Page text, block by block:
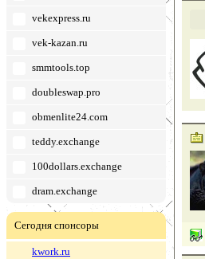
vekexpress.ru
vek-kazan.ru
smmtools.top
doubleswap.pro
obmenlite24.com
teddy.exchange
100dollars.exchange
dram.exchange
Сегодня спонсоры
kwork.ru